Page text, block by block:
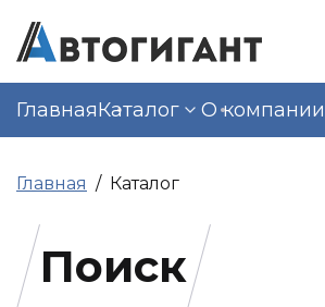
ГлавнаяКаталог О компании
Главная Каталог
Поиск